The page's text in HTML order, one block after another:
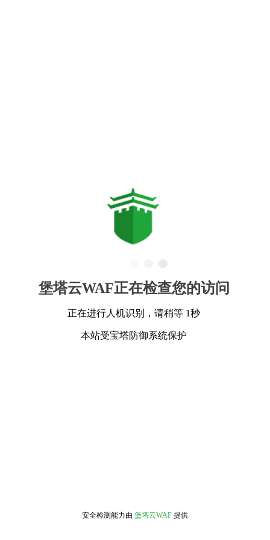
堡塔云WAF正在检查您的访问
正在进行人机识别，请稍等 1秒
本站受宝塔防御系统保护
安全检测能力由 堡塔云WAF 提供